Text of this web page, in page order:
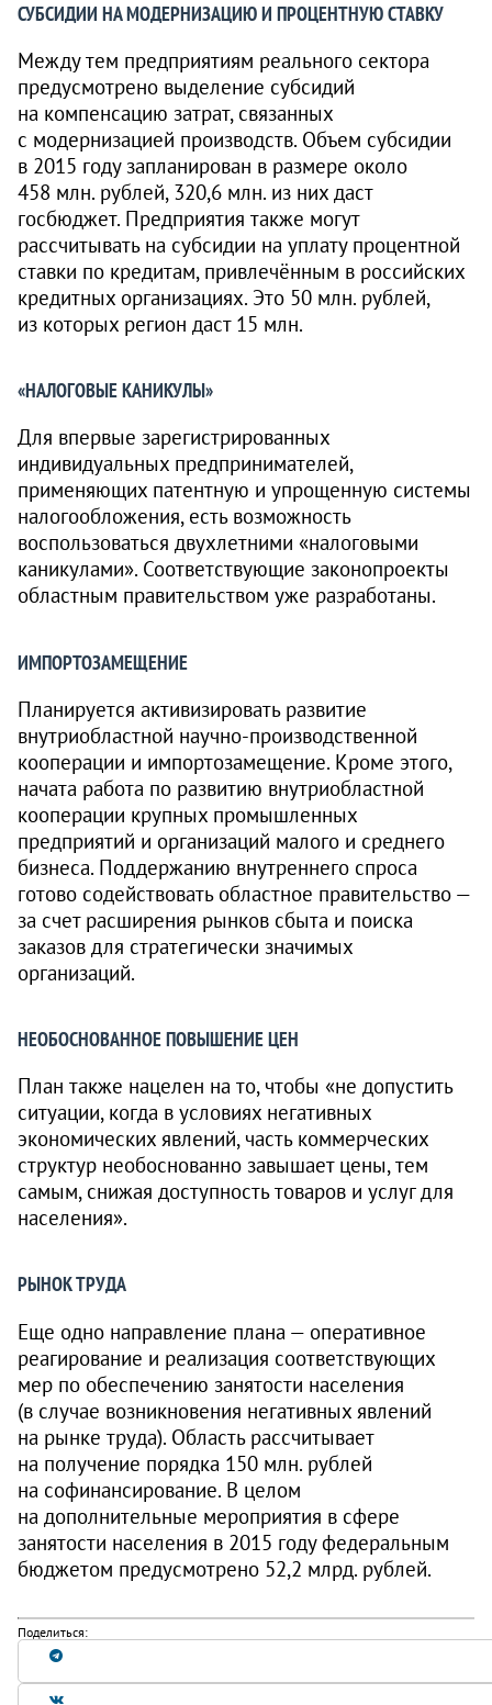
СУБСИДИИ НА МОДЕРНИЗАЦИЮ И ПРОЦЕНТНУЮ СТАВКУ
Между тем предприятиям реального сектора
предусмотрено выделение субсидий
на компенсацию затрат, связанных
с модернизацией производств. Объем субсидии
в 2015 году запланирован в размере около
458 млн. рублей, 320,6 млн. из них даст
госбюджет. Предприятия также могут
рассчитывать на субсидии на уплату процентной
ставки по кредитам, привлечённым в российских
кредитных организациях. Это 50 млн. рублей,
из которых регион даст 15 млн.
«НАЛОГОВЫЕ КАНИКУЛЫ»
Для впервые зарегистрированных
индивидуальных предпринимателей,
применяющих патентную и упрощенную системы
налогообложения, есть возможность
воспользоваться двухлетними «налоговыми
каникулами». Соответствующие законопроекты
областным правительством уже разработаны.
ИМПОРТОЗАМЕЩЕНИЕ
Планируется активизировать развитие
внутриобластной научно-производственной
кооперации и импортозамещение. Кроме этого,
начата работа по развитию внутриобластной
кооперации крупных промышленных
предприятий и организаций малого и среднего
бизнеса. Поддержанию внутреннего спроса
готово содействовать областное правительство —
за счет расширения рынков сбыта и поиска
заказов для стратегически значимых
организаций.
НЕОБОСНОВАННОЕ ПОВЫШЕНИЕ ЦЕН
План также нацелен на то, чтобы «не допустить
ситуации, когда в условиях негативных
экономических явлений, часть коммерческих
структур необоснованно завышает цены, тем
самым, снижая доступность товаров и услуг для
населения».
РЫНОК ТРУДА
Еще одно направление плана — оперативное
реагирование и реализация соответствующих
мер по обеспечению занятости населения
(в случае возникновения негативных явлений
на рынке труда). Область рассчитывает
на получение порядка 150 млн. рублей
на софинансирование. В целом
на дополнительные мероприятия в сфере
занятости населения в 2015 году федеральным
бюджетом предусмотрено 52,2 млрд. рублей.
Поделиться: